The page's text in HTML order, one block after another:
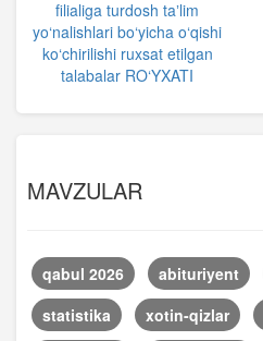
filialiga turdosh taʼlim
yo‘nalishlari bo‘yicha o‘qishi
ko‘chirilishi ruxsat etilgan
talabalar RO‘YXATI
MAVZULAR
qabul 2026 abituriyent
statistika
xotin-qizlar